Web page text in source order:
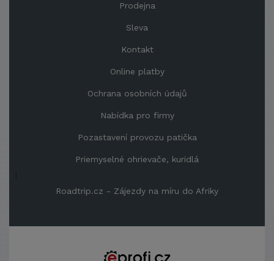
Prodejna
Sleva
Kontakt
Online platby
Ochrana osobních údajů
Nabídka pro firmy
Pozastavení provozu patička
Priemyselné ohrievače, kuridlá
Roadtrip.cz - Zájezdy na míru do Afriky